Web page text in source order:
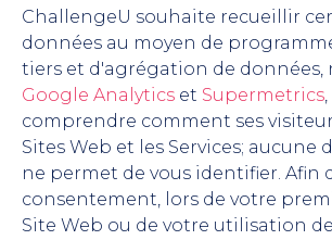
ChallengeU souhaite recueillir
données au moyen de
tiers et d'agrégation de
Google Analytics et Supermetrics
comprendre comment ses
Sites Web et les Services; aucune
ne permet de vous identifier. Afin
consentement, lors de votre
Site Web ou de votre utilisation